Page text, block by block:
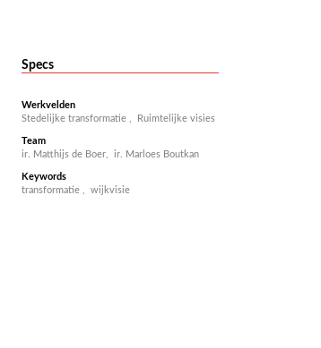
Specs
Werkvelden
Stedelijke transformatie, Ruimtelijke visies
Team
ir. Matthijs de Boer, ir. Marloes Boutkan
Keywords
transformatie, wijkvisie